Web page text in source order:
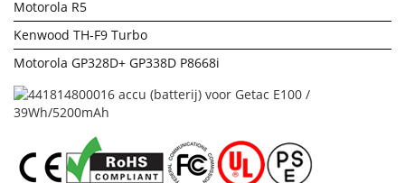
Motorola R5
Kenwood TH-F9 Turbo
Motorola GP328D+ GP338D P8668i